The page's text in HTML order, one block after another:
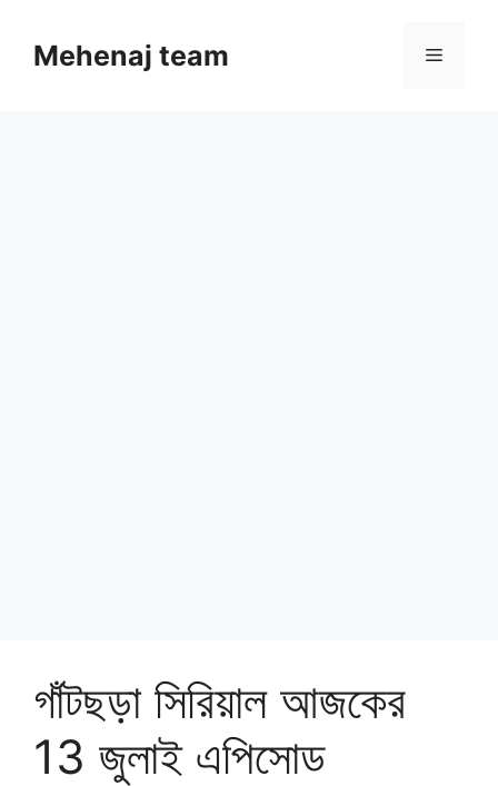
contentMehenaj team Menu
গাঁটছড়া সিরিয়াল আজকের
13 জুলাই এপিসোড